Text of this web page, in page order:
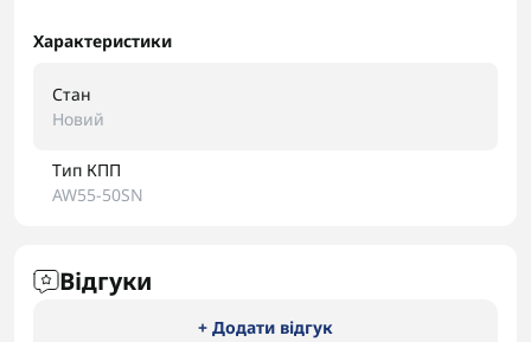
Характеристики
Стан
Новий
Тип КПП
AW55-50SN
Відгуки
+ Додати відгук